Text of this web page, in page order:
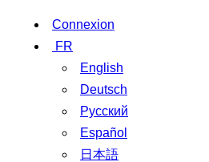
Connexion
FR
English
Deutsch
Русский
Español
日本語